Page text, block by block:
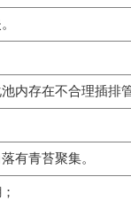
内存在不合理插排
有青苔聚集。